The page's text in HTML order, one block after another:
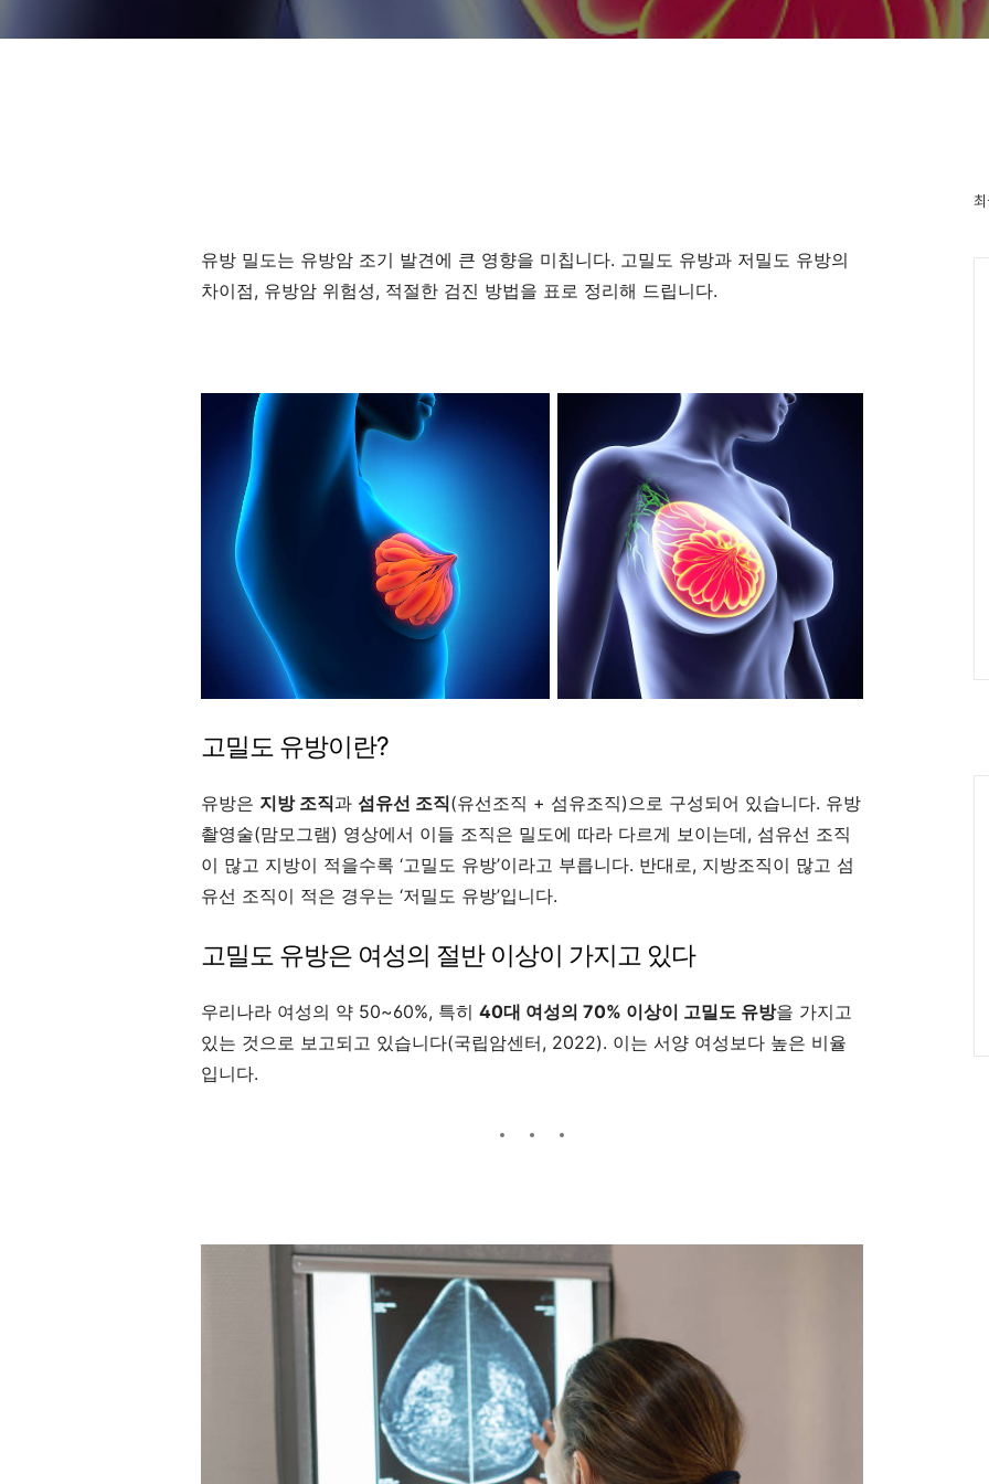
유방 밀도는 유방암 조기 발견에 큰 영향을 미칩니다. 고밀도 유방과 저밀도 유방의
차이점, 유방암 위험성, 적절한 검진 방법을 표로 정리해 드립니다.
고밀도 유방이란?
유방은 지방 조직과 섬유선 조직(유선조직 + 섬유조직)으로 구성되어 있습니다. 유방
촬영술(맘모그램) 영상에서 이들 조직은 밀도에 따라 다르게 보이는데, 섬유선 조직
이 많고 지방이 적을수록 ‘고밀도 유방’이라고 부릅니다. 반대로, 지방조직이 많고 섬
유선 조직이 적은 경우는 ‘저밀도 유방’입니다.
고밀도 유방은 여성의 절반 이상이 가지고 있다
우리나라 여성의 약 50~60%, 특히 40대 여성의 70% 이상이 고밀도 유방을 가지고
있는 것으로 보고되고 있습니다(국립암센터, 2022). 이는 서양 여성보다 높은 비율
입니다.